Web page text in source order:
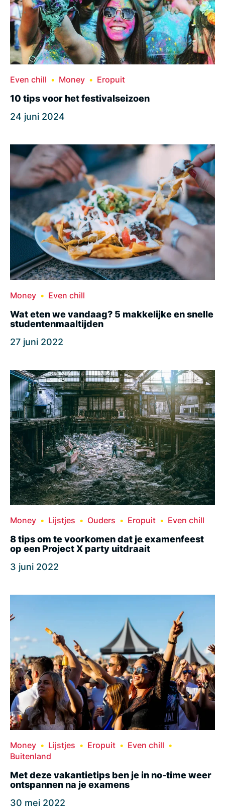
Even chill Money Eropuit
10 tips voor het festivalseizoen
24 juni 2024
Money Even chill
Wat eten we vandaag? 5 makkelijke en snelle
studentenmaaltijden
27 juni 2022
Money Lijstjes Ouders Eropuit Even chill
8 tips om te voorkomen dat je examenfeest
op een Project X party uitdraait
3 juni 2022
Money Lijstjes Eropuit
Even chill
Buitenland
Met deze vakantietips ben je in no-time weer
ontspannen na je examens
30 mei 2022